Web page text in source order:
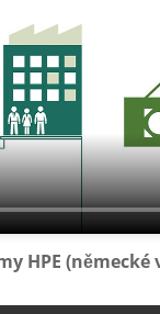
HPE (německé